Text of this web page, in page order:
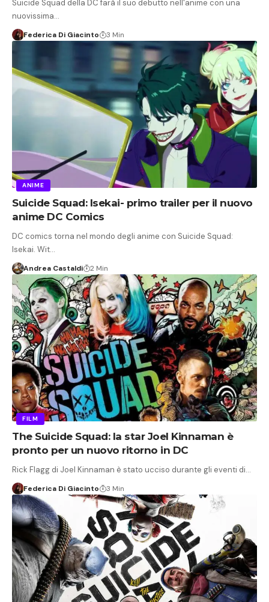
Suicide Squad della DC farà il suo debutto nell'anime con una
nuovissima…
Federica Di Giacinto 3 Min
ANIME
Suicide Squad: Isekai- primo trailer per il nuovo
anime DC Comics
DC comics torna nel mondo degli anime con Suicide Squad:
Isekai. Wit…
Andrea Castaldi 2 Min
FILM
The Suicide Squad: la star Joel Kinnaman è
pronto per un nuovo ritorno in DC
Rick Flagg di Joel Kinnaman è stato ucciso durante gli eventi di…
Federica Di Giacinto 3 Min